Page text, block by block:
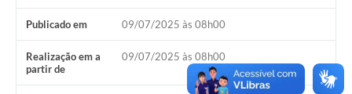
Publicado em 09/07/2025 às 08h00
Realização em a
partir de
09/07/2025 às 08h00